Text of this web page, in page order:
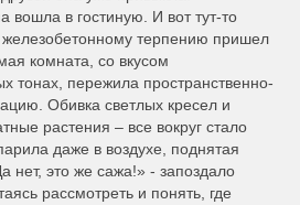
вошла в гостиную. И вот тут-то
железобетонному терпению пришел
комната, со вкусом
тонах, пережила пространственно-
Обивка светлых кресел и
растения – все вокруг стало
даже в воздухе, поднятая
нет, это же сажа!» - запоздало
рассмотреть и понять, где